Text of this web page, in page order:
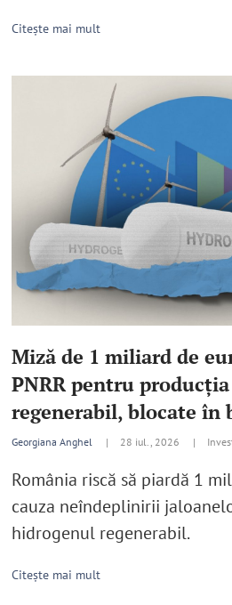
Citește mai mult
Miză de 1 miliard de
PNRR pentru
regenerabil, blocate în
Georgiana Anghel | 28 iul., 2026 |
România riscă să piardă 1
cauza neîndeplinirii
hidrogenul regenerabil.
Citește mai mult